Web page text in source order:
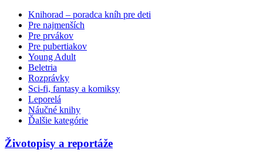
Knihorad – poradca kníh pre deti
Pre najmenších
Pre prvákov
Pre pubertiakov
Young Adult
Beletria
Rozprávky
Sci-fi, fantasy a komiksy
Leporelá
Náučné knihy
Ďalšie kategórie
Životopisy a reportáže